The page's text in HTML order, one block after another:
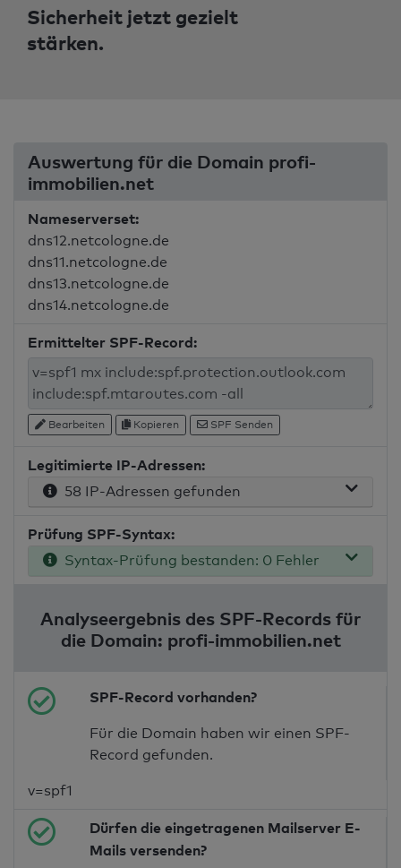
Sicherheit jetzt gezielt
stärken.
Auswertung für die Domain profi-
immobilien.net
Nameserverset:
dns12.netcologne.de
dns11.netcologne.de
dns13.netcologne.de
dns14.netcologne.de
Ermittelter SPF-Record:
Bearbeiten Kopieren SPF Senden
Legitimierte IP-Adressen:
58 IP-Adressen gefunden
Prüfung SPF-Syntax:
Syntax-Prüfung bestanden: 0 Fehler
Analyseergebnis des SPF-Records für
die Domain: profi-immobilien.net
SPF-Record vorhanden?
Für die Domain haben wir einen SPF-
Record gefunden.
v=spf1
Dürfen die eingetragenen Mailserver E-
Mails versenden?